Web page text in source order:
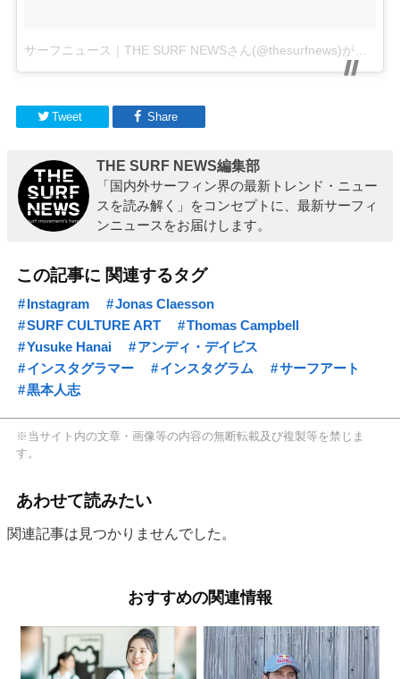
Tweet Share
THE SURF NEWS編集部
「国内外サーフィン界の最新トレンド・ニュー
スを読み解く」をコンセプトに、最新サーフィ
ンニュースをお届けします。
この記事に 関連するタグ
Instagram
Jonas Claesson
SURF CULTURE ART
Thomas Campbell
Yusuke Hanai
アンディ・デイビス
インスタグラマー
インスタグラム
サーフアート
黒本人志
※当サイト内の文章・画像等の内容の無断転載及び複製等を禁じま
す。
あわせて読みたい
関連記事は見つかりませんでした。
おすすめの関連情報